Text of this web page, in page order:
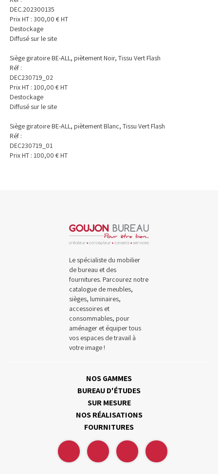
DEC.202300135
Prix HT : 300,00 € HT
Destockage
Diffusé sur le site
Siège giratoire BE-ALL, piètement Noir, Tissu Vert Flash
Réf :
DEC230719_02
Prix HT : 100,00 € HT
Destockage
Diffusé sur le site
Siège giratoire BE-ALL, piètement Blanc, Tissu Vert Flash
Réf :
DEC230719_01
Prix HT : 100,00 € HT
Le spécialiste du mobilier
de bureau et des
fournitures. Parcourez notre
catalogue de meubles,
sièges, luminaires,
accessoires et
consommables, pour
aménager et équiper tous
vos espaces de travail à
votre image !
NOS GAMMES
BUREAU D'ÉTUDES
SUR MESURE
NOS RÉALISATIONS
FOURNITURES